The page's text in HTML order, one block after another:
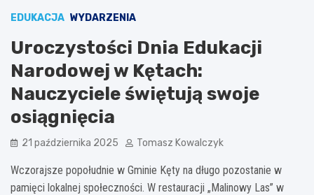
EDUKACJA WYDARZENIA
Uroczystości Dnia Edukacji
Narodowej w Kętach:
Nauczyciele świętują swoje
osiągnięcia
21 października 2025 Tomasz Kowalczyk
Wczorajsze popołudnie w Gminie Kęty na długo pozostanie w
pamięci lokalnej społeczności. W restauracji „Malinowy Las” w